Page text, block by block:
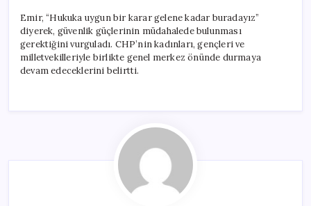
Emir, “Hukuka uygun bir karar gelene kadar buradayız”
diyerek, güvenlik güçlerinin müdahalede bulunması
gerektiğini vurguladı. CHP’nin kadınları, gençleri ve
milletvekilleriyle birlikte genel merkez önünde durmaya
devam edeceklerini belirtti.